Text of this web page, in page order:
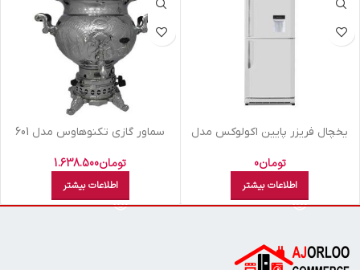
يخچال فريزر پايين اکولوکس مدل
تومان0
اطلاعات بیشتر
سماور گازي تکنوهاوس مدل 601
تومان1.638.500
اطلاعات بیشتر